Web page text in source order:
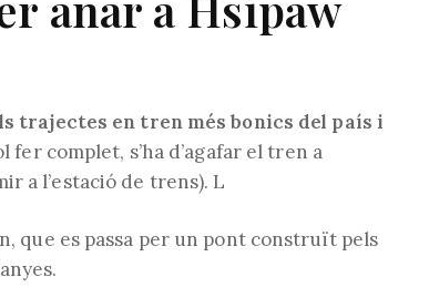
trajectes en tren més bonics del país i
fer complet, s’ha d’agafar el tren a
a l’estació de trens). L
que es passa per un pont construït pels